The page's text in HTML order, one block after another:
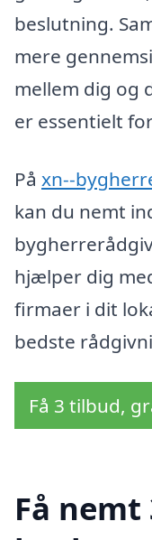
beslutning.
mere
mellem dig og
er essentielt
På xn--
kan du nemt
hjælper dig
firmaer i dit
bedste
Få 3 tilbud,
Få